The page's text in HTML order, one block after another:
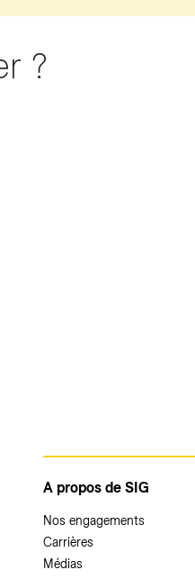
?
A propos de SIG
Nos engagements
Carrières
Médias